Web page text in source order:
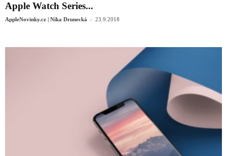
Apple Watch Series...
AppleNovinky.cz | Nika Drunecká - 23.9.2018